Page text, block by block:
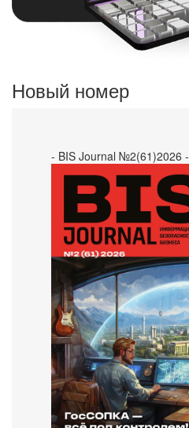
Новый номер
- BIS Journal №2(61)2026 -